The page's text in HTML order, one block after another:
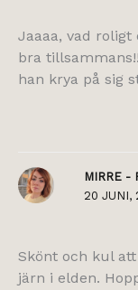
Jaaaa, vad
bra
han krya på sig
MIRRE -
20 JUNI,
Skönt och kul
järn i elden.